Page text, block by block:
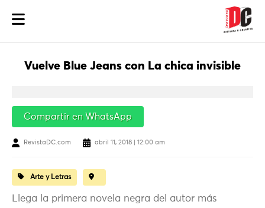
Vuelve Blue Jeans con La chica invisible
Compartir en WhatsApp
RevistaDC.com abril 11, 2018 | 12:00 am
Arte y Letras
Llega la primera novela negra del autor más